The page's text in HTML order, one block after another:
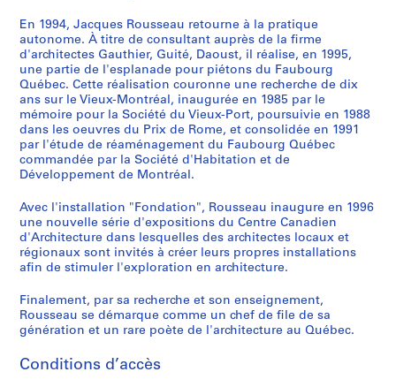
n
e
s
d
u
V
i
e
u
-
P
o
r
d
e
o
e
l
'
a
r
c
h
i
f
t
e
-
P
o
j
t
n
d
e
M
o
n
t
r
é
l
,
1
9
4
AP066.S3.D3
b
u
r
e
a
u
-
É
d
f
i
c
e
b
u
e
e
-
L
é
r
y
"
,
1
8
7
AP066.S3.D5
y
O
l
y
m
p
i
c
A
c
h
e
s
1
9
7
e
r
V
e
n
e
z
i
a
,
1
9
9
AP066.S3.D7
a
c
q
u
e
s
-
C
a
t
i
e
r
1
9
0
v
i
l
l
e
"
,
1
9
1
AP066.S3.D9
k
i
,
1
9
9
2
AP066.S3.D10
n
i
v
e
r
s
a
i
r
d
e
M
o
t
r
a
e
n
t
d
e
l
'
U
n
v
e
r
s
t
é
e
u
é
b
e
c
-
U
n
e
e
t
i
t
m
a
s
n
a
l
d
e
L
a
c
h
n
e
,
1
8
4
S
é
r
i
e
(
s
)
E
x
p
o
i
t
i
o
En 1994, Jacques Rousseau retourne à la pratique
autonome. À titre de consultant auprès de la firme
d'architectes Gauthier, Guité, Daoust, il réalise, en 1995,
une partie de l'esplanade pour piétons du Faubourg
Québec. Cette réalisation couronne une recherche de dix
ans sur le Vieux-Montréal, inaugurée en 1985 par le
mémoire pour la Société du Vieux-Port, poursuivie en 1988
dans les oeuvres du Prix de Rome, et consolidée en 1991
par l'étude de réaménagement du Faubourg Québec
commandée par la Société d'Habitation et de
Développement de Montréal.
Avec l'installation "Fondation", Rousseau inaugure en 1996
une nouvelle série d'expositions du Centre Canadien
d'Architecture dans lesquelles des architectes locaux et
régionaux sont invités à créer leurs propres installations
afin de stimuler l'exploration en architecture.
Finalement, par sa recherche et son enseignement,
Rousseau se démarque comme un chef de file de sa
génération et un rare poète de l'architecture au Québec.
Conditions d’accès